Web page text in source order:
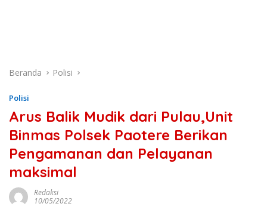
Beranda Polisi
Polisi
Arus Balik Mudik dari Pulau,Unit
Binmas Polsek Paotere Berikan
Pengamanan dan Pelayanan
maksimal
Redaksi
10/05/2022